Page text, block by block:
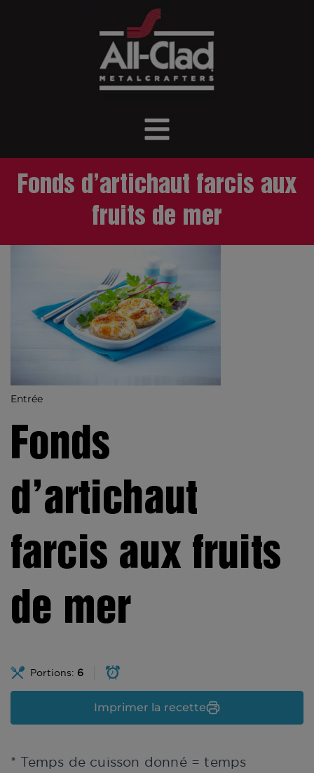
Fonds d’artichaut farcis aux
fruits de mer
Entrée
Fonds
d’artichaut
farcis aux fruits
de mer
Portions: 6
Imprimer la recette
* Temps de cuisson donné = temps